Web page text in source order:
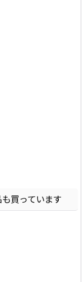
買っています